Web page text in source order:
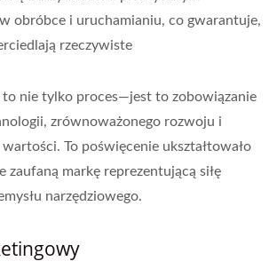
obróbce i uruchamianiu, co gwarantuje,
rzeczywiste
to nie tylko proces—jest to zobowiązanie
zrównoważonego rozwoju i
To poświęcenie ukształtowało
zaufaną markę reprezentującą siłę
narzędziowego.